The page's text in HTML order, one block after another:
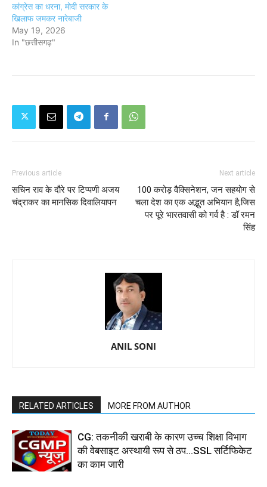
कांग्रेस का धरना, मोदी सरकार के
खिलाफ जमकर नारेबाजी
May 19, 2026
In "छत्तीसगढ़"
Previous article
सचिन राव के दौरे पर टिप्पणी अजय
चंद्राकर का मानसिक दिवालियापन
Next article
100 करोड़ वैक्सिनेशन, जन सहयोग से
चला देश का एक अद्भुत अभियान है,जिस
पर पूरे भारतवासी को गर्व है : डॉ रमन
सिंह
ANIL SONI
RELATED ARTICLES MORE FROM AUTHOR
CG: तकनीकी खराबी के कारण उच्च शिक्षा विभाग
की वेबसाइट अस्थायी रूप से ठप...SSL सर्टिफिकेट
का काम जारी